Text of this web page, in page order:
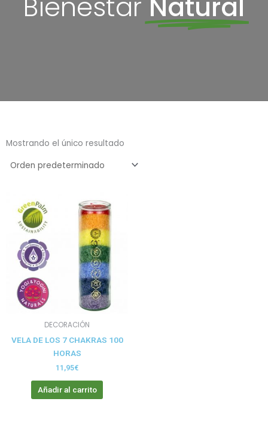
Bienestar Natural
Mostrando el único resultado
DECORACIÓN
VELA DE LOS 7 CHAKRAS 100
HORAS
11,95€
Añadir al carrito